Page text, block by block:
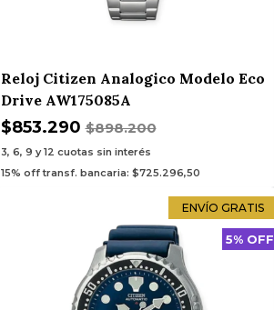
Reloj Citizen Analogico Modelo Eco
Drive AW175085A
$853.290$898.200
3, 6, 9 y 12 cuotas sin interés
15% off transf. bancaria: $725.296,50
ENVÍO GRATIS
5% OFF